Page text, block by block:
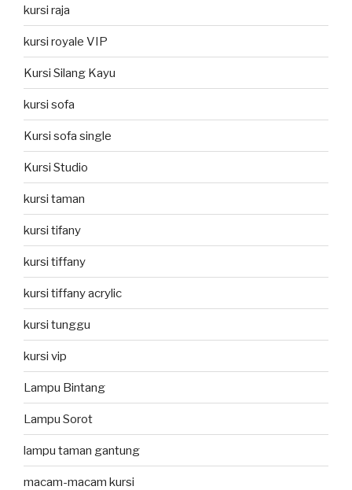
kursi raja
kursi royale VIP
Kursi Silang Kayu
kursi sofa
Kursi sofa single
Kursi Studio
kursi taman
kursi tifany
kursi tiffany
kursi tiffany acrylic
kursi tunggu
kursi vip
Lampu Bintang
Lampu Sorot
lampu taman gantung
macam-macam kursi